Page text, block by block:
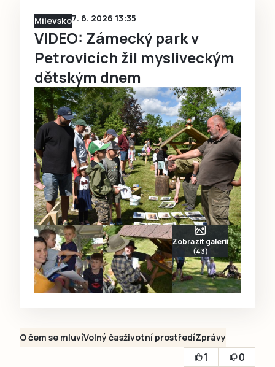
Milevsko7. 6. 2026 13:35
VIDEO: Zámecký park v
Petrovicích žil mysliveckým
dětským dnem
Zobrazit galerii
(43)
O čem se mluvíVolný časživotní prostředíZprávy
1
0